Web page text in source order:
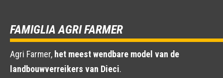
FAMIGLIA AGRI FARMER
Agri Farmer, het meest wendbare model van de
landbouwverreikers van Dieci.